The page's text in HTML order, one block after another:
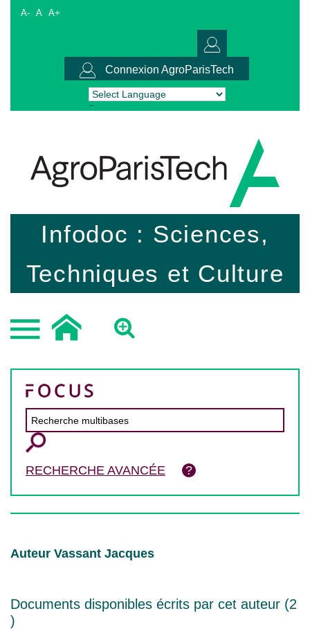
A- A A+
Connexion AgroParisTech
Powered by Translate
Infodoc : Sciences,
Techniques et Culture
RECHERCHE AVANCÉE
Auteur Vassant Jacques
Documents disponibles écrits par cet auteur (2
)